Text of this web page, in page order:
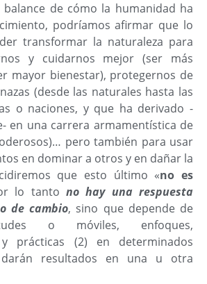
de cómo la humanidad ha
podríamos afirmar que lo
transformar la naturaleza para
y cuidarnos mejor (ser más
mayor bienestar), protegernos de
(desde las naturales hasta las
o naciones, y que ha derivado -
en una carrera armamentística de
pero también para usar
en dominar a otros y en dañar la
que esto último «no es
lo tanto no hay una respuesta
de cambio, sino que depende de
o móviles, enfoques,
y prácticas (2) en determinados
resultados en una u otra